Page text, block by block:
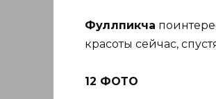
Фуллпикча
красоты сейчас,
12 ФОТО